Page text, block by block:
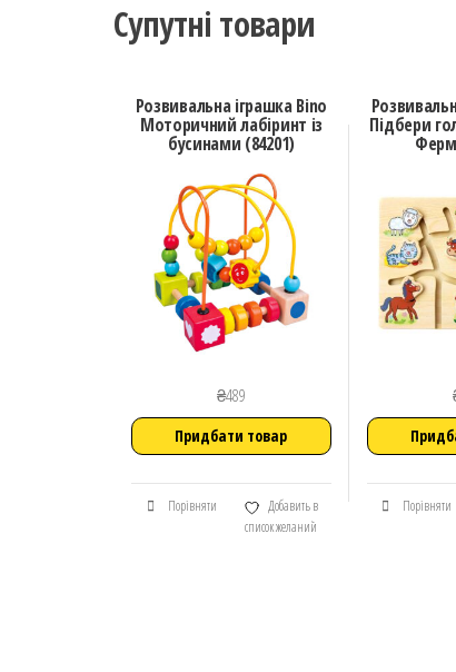
Супутні товари
Розвивальна іграшка Bino
Моторичний лабіринт із
бусинами (84201)
₴489
Придбати товар
Порівняти
Добавить в
список желаний
Підбери
Порівняти